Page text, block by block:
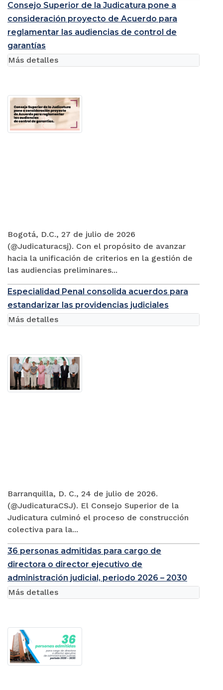
Consejo Superior de la Judicatura pone a
consideración proyecto de Acuerdo para
reglamentar las audiencias de control de
garantías
Bogotá, D.C., 27 de julio de 2026
(@Judicaturacsj). Con el propósito de avanzar
hacia la unificación de criterios en la gestión de
las audiencias preliminares...
Más detalles
Especialidad Penal consolida acuerdos para
estandarizar las providencias judiciales
Barranquilla, D. C., 24 de julio de 2026.
(@JudicaturaCSJ). El Consejo Superior de la
Judicatura culminó el proceso de construcción
colectiva para la...
Más detalles
36 personas admitidas para cargo de
directora o director ejecutivo de
administración judicial, periodo 2026 – 2030
Más detalles